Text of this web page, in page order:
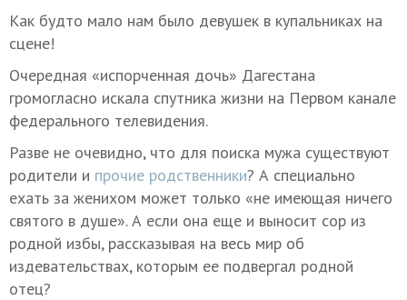
Как будто мало нам было девушек в купальниках на
сцене!
Очередная «испорченная дочь» Дагестана
громогласно искала спутника жизни на Первом канале
федерального телевидения.
Разве не очевидно, что для поиска мужа существуют
родители и прочие родственники? А специально
ехать за женихом может только «не имеющая ничего
святого в душе». А если она еще и выносит сор из
родной избы, рассказывая на весь мир об
издевательствах, которым ее подвергал родной
отец?